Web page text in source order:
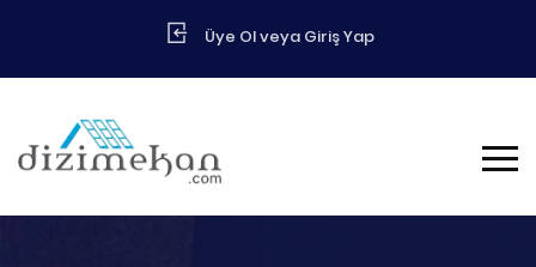
Üye Ol veya Giriş Yap